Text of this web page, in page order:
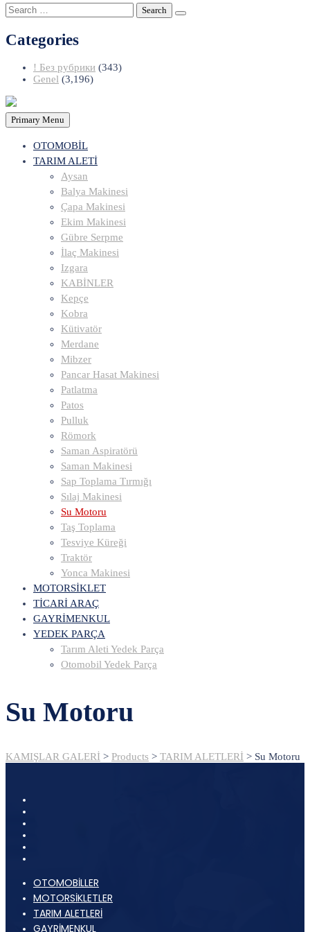
Search
for:
Categories
! Без рубрики (343)
Genel (3,196)
Primary Menu
OTOMOBİL
TARIM ALETİ
Aysan
Balya Makinesi
Çapa Makinesi
Ekim Makinesi
Gübre Serpme
İlaç Makinesi
Izgara
KABİNLER
Kepçe
Kobra
Kütivatör
Merdane
Mibzer
Pancar Hasat Makinesi
Patlatma
Patos
Pulluk
Römork
Saman Aspiratörü
Saman Makinesi
Sap Toplama Tırmığı
Sılaj Makinesi
Su Motoru
Taş Toplama
Tesviye Küreği
Traktör
Yonca Makinesi
MOTORSİKLET
TİCARİ ARAÇ
GAYRİMENKUL
YEDEK PARÇA
Tarım Aleti Yedek Parça
Otomobil Yedek Parça
Su Motoru
KAMIŞLAR GALERİ > Products > TARIM ALETLERİ > Su Motoru
OTOMOBİLLER
MOTORSİKLETLER
TARIM ALETLERİ
GAYRİMENKUL